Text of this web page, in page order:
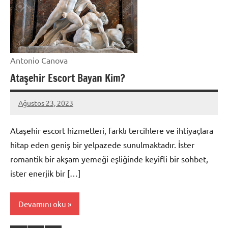
Antonio Canova
Ataşehir Escort Bayan Kim?
Ağustos 23, 2023
admin
Ataşehir escort hizmetleri, farklı tercihlere ve ihtiyaçlara
hitap eden geniş bir yelpazede sunulmaktadır. İster
romantik bir akşam yemeği eşliğinde keyifli bir sohbet,
ister enerjik bir […]
Devamını oku